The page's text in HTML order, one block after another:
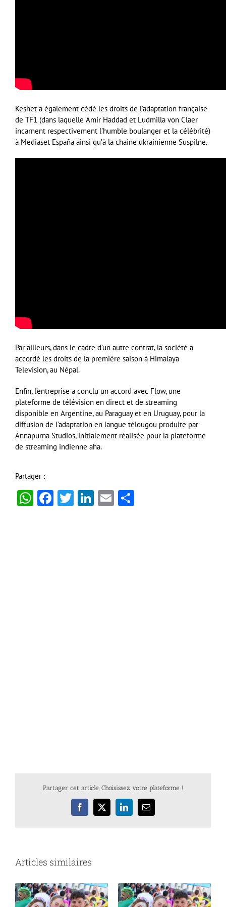
Keshet a également cédé les droits de l’adaptation française
de TF1 (dans laquelle Amir Haddad et Ludmilla von Claer
incarnent respectivement l’humble boulanger et la célébrité)
à Mediaset España ainsi qu’à la chaîne ukrainienne Suspilne.
Par ailleurs, dans le cadre d’un autre contrat, la société a
accordé les droits de la première saison à Himalaya
Television, au Népal.
Enfin, l’entreprise a conclu un accord avec Flow, une
plateforme de télévision en direct et de streaming
disponible en Argentine, au Paraguay et en Uruguay, pour la
diffusion de l’adaptation en langue télougou produite par
Annapurna Studios, initialement réalisée pour la plateforme
de streaming indienne aha.
Partager :
WhatsApp
Facebook
Twitter
LinkedIn
Email
Partager cet article, Choisissez votre plateforme !
Facebook
X LinkedInEmail
Articles similaires